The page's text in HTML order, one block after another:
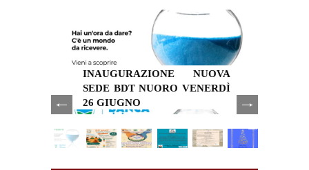
INAUGURAZIONE NUOVA
SEDE BDT NUORO VENERDÌ
26 GIUGNO